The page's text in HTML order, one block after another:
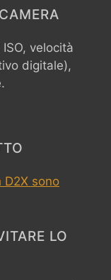
ISO, velocità
digitale),
D2X sono
LO